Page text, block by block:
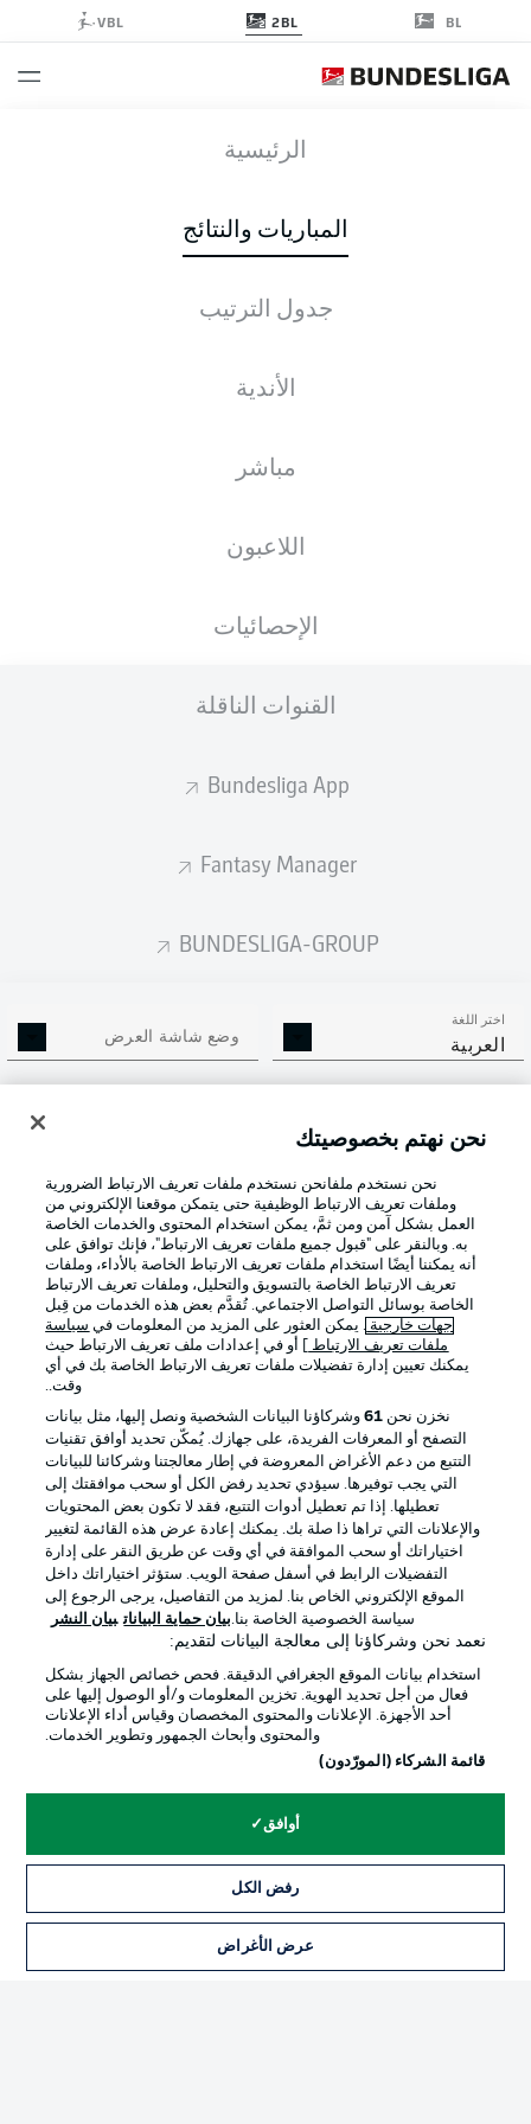
BL
2BL
VBL
الرئيسية
المباريات والنتائج
جدول الترتيب
الأندية
مباشر
اللاعبون
الإحصائيات
القنوات الناقلة
Bundesliga App
Fantasy Manager
BUNDESLIGA-GROUP
اختر اللغة
العربية وضع شاشة العرض
تسجيل الدخول
الأخبار التشكيلات الإحصائيات
انطلاق المباراة.
Football as it's meant to be
تطبيق الدوري الألماني
Official Partners
إدارة التفضيلات بيان الخصوصية
الوظائف
نحن نهتم بخصوصيتك
نحن نستخدم ملفانحن نستخدم ملفات تعريف الارتباط الضرورية
وملفات تعريف الارتباط الوظيفية حتى يتمكن موقعنا الإلكتروني من
العمل بشكل آمن ومن ثمَّ، يمكن استخدام المحتوى والخدمات الخاصة
به. وبالنقر على "قبول جميع ملفات تعريف الارتباط"، فإنك توافق على
أنه يمكننا أيضًا استخدام ملفات تعريف الارتباط الخاصة بالأداء، وملفات
تعريف الارتباط الخاصة بالتسويق والتحليل، وملفات تعريف الارتباط
الخاصة بوسائل التواصل الاجتماعي. تُقدَّم بعض هذه الخدمات من قِبل
جهات خارجية . يمكن العثور على المزيد من المعلومات في سياسة
ملفات تعريف الارتباط
] أو في إعدادات ملف تعريف الارتباط حيث
يمكنك تعيين إدارة تفضيلات ملفات تعريف الارتباط الخاصة بك في أي
وقت..
نخزن نحن 61وشركاؤنا البيانات الشخصية ونصل إليها، مثل بيانات
التصفح أو المعرفات الفريدة، على جهازك. يُمكّن تحديد أوافق تقنيات
التتبع من دعم الأغراض المعروضة في إطار معالجتنا وشركائنا للبيانات
التي يجب توفيرها. سيؤدي تحديد رفض الكل أو سحب موافقتك إلى
تعطيلها. إذا تم تعطيل أدوات التتبع، فقد لا تكون بعض المحتويات
والإعلانات التي تراها ذا صلة بك. يمكنك إعادة عرض هذه القائمة لتغيير
اختياراتك أو سحب الموافقة في أي وقت عن طريق النقر على إدارة
التفضيلات الرابط في أسفل صفحة الويب. ستؤثر اختياراتك داخل
الموقع الإلكتروني الخاص بنا. لمزيد من التفاصيل، يرجى الرجوع إلى
سياسة الخصوصية الخاصة بنا.بيان حماية البيانات بيان النشر
نعمد نحن وشركاؤنا إلى معالجة البيانات لتقديم:
استخدام بيانات الموقع الجغرافي الدقيقة. فحص خصائص الجهاز بشكل
فعال من أجل تحديد الهوية. تخزين المعلومات و/أو الوصول إليها على
أحد الأجهزة. الإعلانات والمحتوى المخصصان وقياس أداء الإعلانات
والمحتوى وأبحاث الجمهور وتطوير الخدمات.
قائمة الشركاء (المورّدون)
أوافق
رفض الكل
عرض الأغراض